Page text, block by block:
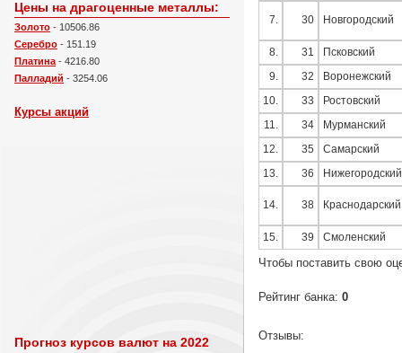
Цены на драгоценные металлы:
Золото - 10506.86
Серебро - 151.19
Платина - 4216.80
Палладий - 3254.06
Курсы акций
Прогноз курсов валют на 2022
7. 30 Новгородский
8. 31 Псковский
9. 32 Воронежский
10. 33 Ростовский
11. 34 Мурманский
12. 35 Самарский
13. 36 Нижегородский
14. 38 Краснодарский
15. 39 Смоленский
Чтобы поставить свою
Рейтинг банка: 0
Отзывы: